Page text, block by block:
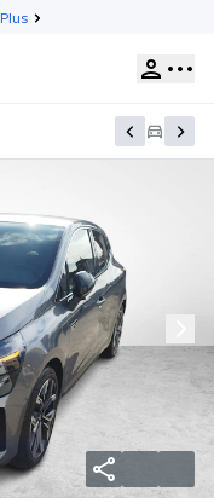
Plus